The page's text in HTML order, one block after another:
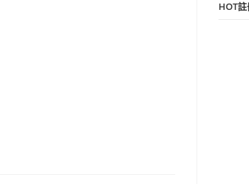
HOT註